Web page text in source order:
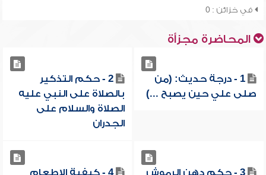
في خزائن : 0
المحاضرة مجزأة
1 - درجة حديث: (من
صلى علي حين يصبح ...)
2 - حكم التذكير
بالصلاة على النبي عليه
الصلاة والسلام على
الجدران
3 - حكم دهن الرموش
4 - كيفية الإطعام